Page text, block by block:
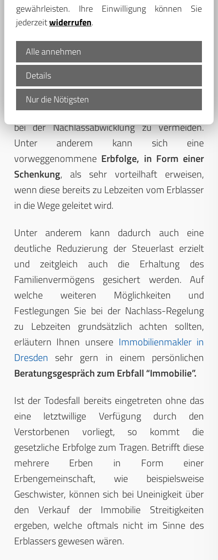
Beratung zu Lebzeiten und im
Todesfall
Da die gesetzliche Erbfolge häufig nicht den
Willen des Erblassers widerspiegelt, sollten sich
Eigentümer bereits vor ihrem Ableben
ausführlich und fachkundig beraten lassen, um
im Sinne der Hinterbliebenen Erbstreitigkeiten
bei der Nachlassabwicklung zu vermeiden.
Unter anderem kann sich eine
vorweggenommene Erbfolge, in Form einer
Schenkung, als sehr vorteilhaft erweisen,
wenn diese bereits zu Lebzeiten vom Erblasser
in die Wege geleitet wird.
Unter anderem kann dadurch auch eine
deutliche Reduzierung der Steuerlast erzielt
und zeitgleich auch die Erhaltung des
Familienvermögens gesichert werden. Auf
welche weiteren Möglichkeiten und
Festlegungen Sie bei der Nachlass-Regelung
zu Lebzeiten grundsätzlich achten sollten,
erläutern Ihnen unsere Immobilienmakler in
Dresden sehr gern in einem persönlichen
Beratungsgespräch zum Erbfall “Immobilie”.
Ist der Todesfall bereits eingetreten ohne das
eine letztwillige Verfügung durch den
Verstorbenen vorliegt, so kommt die
gesetzliche Erbfolge zum Tragen. Betrifft diese
mehrere Erben in Form einer
Erbengemeinschaft, wie beispielsweise
Geschwister, können sich bei Uneinigkeit über
den Verkauf der Immobilie Streitigkeiten
ergeben, welche oftmals nicht im Sinne des
Erblassers gewesen wären.
gewährleisten. Ihre Einwilligung können Sie
jederzeitwiderrufen.
Alle annehmen
Details
Nur die Nötigsten